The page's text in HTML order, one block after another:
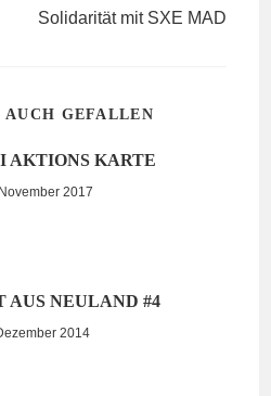
Solidarität mit SXE MAD
GEFALLEN
AKTIONS KARTE
2017
AUS NEULAND #4
2014